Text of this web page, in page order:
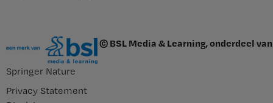
© BSL Media & Learning, onderdeel van
Springer Nature
Privacy Statement